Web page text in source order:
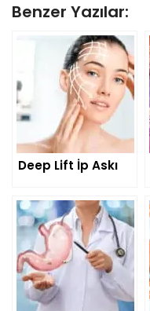
Benzer Yazılar:
Deep Lift İp Askı